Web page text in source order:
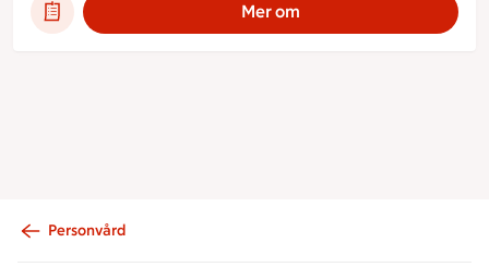
Mer om
Personvård